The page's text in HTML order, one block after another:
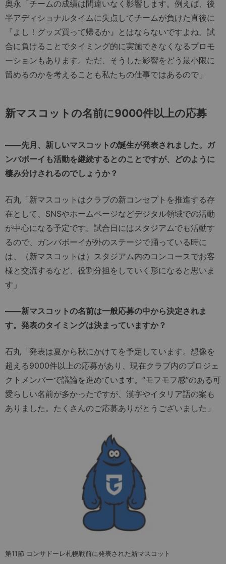
奥永「チームの成績は間違いなく影響します。例えば、後
半アディショナルタイムに失点してチームが負けた直後に
『よし！グッズ買って帰るか』とはならないですよね。試
合に負けることでタイミング的に実施できなくなるプロモ
ーションもあります。ただ、そうした影響をどう最小限に
留めるのかを考えることも私たちの仕事ではあるので」
新マスコットの名前に9000件以上の応募
――先月、新しいマスコットの誕生が発表されました。ガ
ンバボーイも活動を継続するとのことですが、どのように
棲み分けされるのでしょうか？
石丸「新マスコットはクラブの新コンセプトを推進する存
在として、SNSやホームページなどデジタル領域での活動
が中心になる予定です。試合日にはスタジアムでも活動す
るので、ガンバボーイが外のステージで踊っている時に
は、（新マスコットは）スタジアム内のコンコースでお客
様と交流するなど、役割分担をしていく形になると思いま
す」
――新マスコットの名前は一般応募の中から決定されま
す。発表のタイミングは決まっていますか？
石丸「発表は夏から秋にかけてを予定しています。想像を
超える9000件以上の応募があり、現在クラブ内のプロジェ
クトメンバーで議論を進めています。“モフモフ感”のある可
愛らしい名前が多かったですが、漢字やイタリア語の案も
ありました。たくさんのご応募ありがとうございました」
第11節 コンサドーレ札幌戦前に発表された新マスコット